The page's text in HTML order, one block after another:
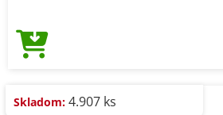
Skladom: 4.907 ks